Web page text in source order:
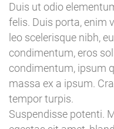
Duis ut odio
felis. Duis porta, enim
leo scelerisque nibh,
condimentum, eros
condimentum, ipsum
massa ex a ipsum.
tempor turpis.
Suspendisse potenti.